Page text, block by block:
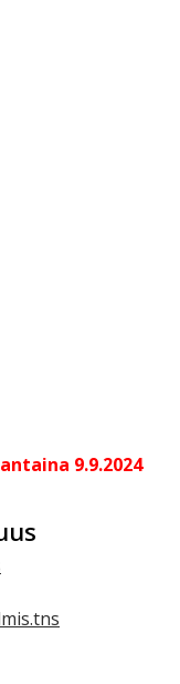
9.9.2024